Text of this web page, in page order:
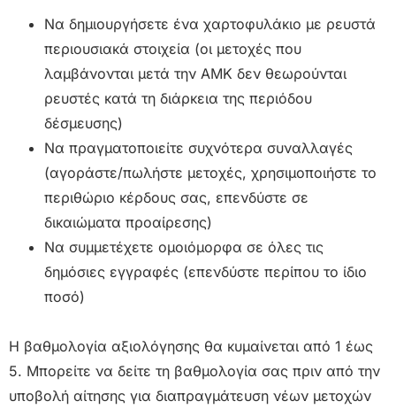
Να δημιουργήσετε ένα χαρτοφυλάκιο με ρευστά
περιουσιακά στοιχεία (οι μετοχές που
λαμβάνονται μετά την ΑΜΚ δεν θεωρούνται
ρευστές κατά τη διάρκεια της περιόδου
δέσμευσης)
Να πραγματοποιείτε συχνότερα συναλλαγές
(αγοράστε/πωλήστε μετοχές, χρησιμοποιήστε το
περιθώριο κέρδους σας, επενδύστε σε
δικαιώματα προαίρεσης)
Να συμμετέχετε ομοιόμορφα σε όλες τις
δημόσιες εγγραφές (επενδύστε περίπου το ίδιο
ποσό)
Η βαθμολογία αξιολόγησης θα κυμαίνεται από 1 έως
5. Μπορείτε να δείτε τη βαθμολογία σας πριν από την
υποβολή αίτησης για διαπραγμάτευση νέων μετοχών